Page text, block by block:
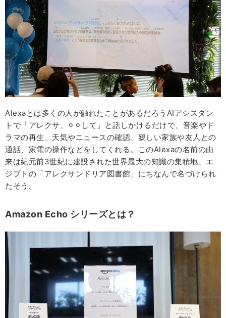
Alexaとは多くの人が触れたことがあるだろうAIアシスタン
トで「アレクサ、⚪︎⚪︎して」と話しかけるだけで、音楽やド
ラマの再生、天気やニュースの確認、親しい家族や友人との
通話、家電の操作などをしてくれる。このAlexaの名前の由
来は紀元前3世紀に建設された世界最大の知識の集積地、エ
ジプトの「アレクサンドリア図書館」にちなんで名づけられ
たそう。
Amazon Echo シリーズとは？